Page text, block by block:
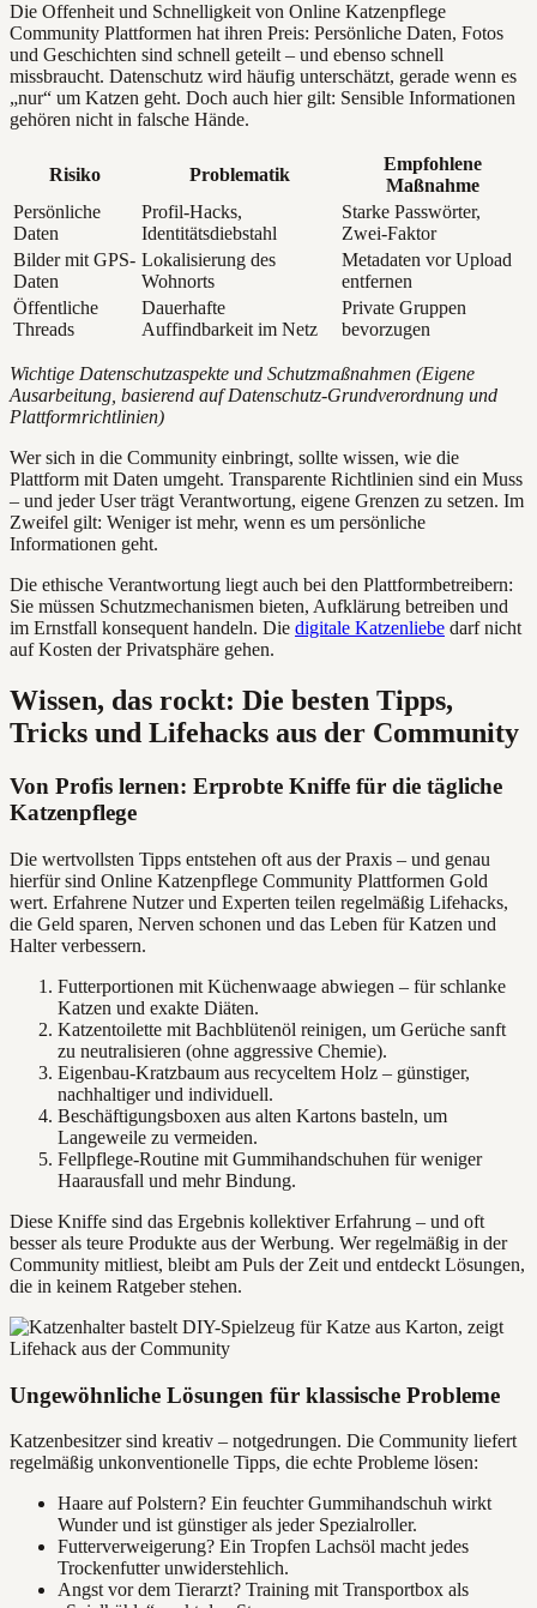
Die Offenheit und Schnelligkeit von Online Katzenpflege
Community Plattformen hat ihren Preis: Persönliche Daten, Fotos
und Geschichten sind schnell geteilt – und ebenso schnell
missbraucht. Datenschutz wird häufig unterschätzt, gerade wenn es
„nur“ um Katzen geht. Doch auch hier gilt: Sensible Informationen
gehören nicht in falsche Hände.
Risiko Problematik
Empfohlene
Maßnahme
Persönliche
Daten
Profil-Hacks,
Identitätsdiebstahl
Starke Passwörter,
Zwei-Faktor
Bilder mit GPS-
Daten
Lokalisierung des
Wohnorts
Metadaten vor Upload
entfernen
Öffentliche
Threads
Dauerhafte
Auffindbarkeit im Netz
Private Gruppen
bevorzugen
Wichtige Datenschutzaspekte und Schutzmaßnahmen (Eigene
Ausarbeitung, basierend auf Datenschutz-Grundverordnung und
Plattformrichtlinien)
Wer sich in die Community einbringt, sollte wissen, wie die
Plattform mit Daten umgeht. Transparente Richtlinien sind ein Muss
– und jeder User trägt Verantwortung, eigene Grenzen zu setzen. Im
Zweifel gilt: Weniger ist mehr, wenn es um persönliche
Informationen geht.
Die ethische Verantwortung liegt auch bei den Plattformbetreibern:
Sie müssen Schutzmechanismen bieten, Aufklärung betreiben und
im Ernstfall konsequent handeln. Die digitale Katzenliebe darf nicht
auf Kosten der Privatsphäre gehen.
Wissen, das rockt: Die besten Tipps,
Tricks und Lifehacks aus der Community
Von Profis lernen: Erprobte Kniffe für die tägliche
Katzenpflege
Die wertvollsten Tipps entstehen oft aus der Praxis – und genau
hierfür sind Online Katzenpflege Community Plattformen Gold
wert. Erfahrene Nutzer und Experten teilen regelmäßig Lifehacks,
die Geld sparen, Nerven schonen und das Leben für Katzen und
Halter verbessern.
Futterportionen mit Küchenwaage abwiegen – für schlanke
Katzen und exakte Diäten.
Katzentoilette mit Bachblütenöl reinigen, um Gerüche sanft
zu neutralisieren (ohne aggressive Chemie).
Eigenbau-Kratzbaum aus recyceltem Holz – günstiger,
nachhaltiger und individuell.
Beschäftigungsboxen aus alten Kartons basteln, um
Langeweile zu vermeiden.
Fellpflege-Routine mit Gummihandschuhen für weniger
Haarausfall und mehr Bindung.
Diese Kniffe sind das Ergebnis kollektiver Erfahrung – und oft
besser als teure Produkte aus der Werbung. Wer regelmäßig in der
Community mitliest, bleibt am Puls der Zeit und entdeckt Lösungen,
die in keinem Ratgeber stehen.
Ungewöhnliche Lösungen für klassische Probleme
Katzenbesitzer sind kreativ – notgedrungen. Die Community liefert
regelmäßig unkonventionelle Tipps, die echte Probleme lösen:
Haare auf Polstern? Ein feuchter Gummihandschuh wirkt
Wunder und ist günstiger als jeder Spezialroller.
Futterverweigerung? Ein Tropfen Lachsöl macht jedes
Trockenfutter unwiderstehlich.
Angst vor dem Tierarzt? Training mit Transportbox als